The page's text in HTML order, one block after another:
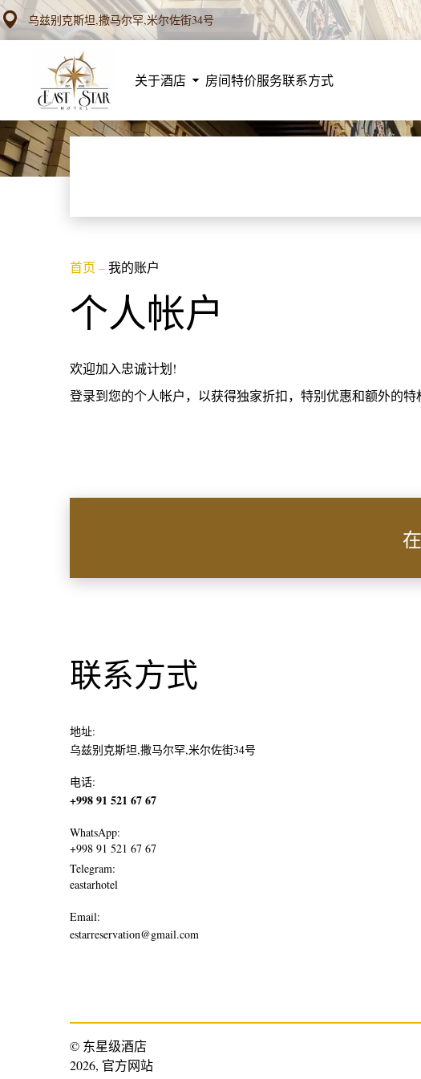
乌兹别克斯坦,撒马尔罕,米尔佐街34号
关于酒店 房间特价服务联系方式
首页 –我的账户
个人帐户
欢迎加入忠诚计划!
登录到您的个人帐户，以获得独家折扣，特别优惠和额外的
联系方式
地址:
乌兹别克斯坦,撒马尔罕,米尔佐街34号
电话:
+998 91 521 67 67
WhatsApp:
+998 91 521 67 67
Telegram:
eastarhotel
Email:
estarreservation@gmail.com
© 东星级酒店
2026, 官方网站